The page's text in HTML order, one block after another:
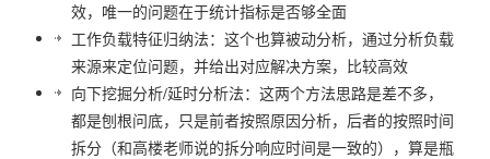
效，唯一的问题在于统计指标是否够全面
工作负载特征归纳法：这个也算被动分析，通过分析负载
来源来定位问题，并给出对应解决方案，比较高效
向下挖掘分析/延时分析法：这两个方法思路是差不多，
都是刨根问底，只是前者按照原因分析，后者的按照时间
拆分（和高楼老师说的拆分响应时间是一致的），算是瓶